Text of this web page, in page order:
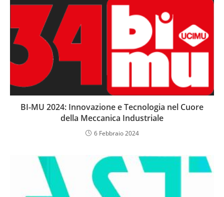
BI-MU 2024: Innovazione e Tecnologia nel Cuore
della Meccanica Industriale
6 Febbraio 2024